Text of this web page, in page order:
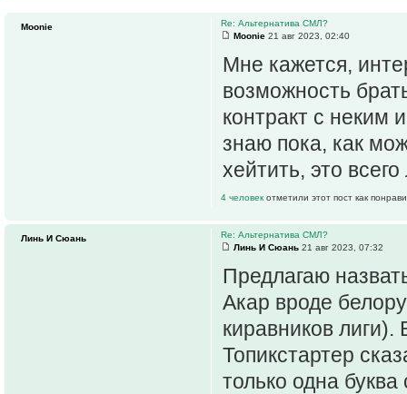
Re: Альтернатива СМЛ?
Moonie 21 авг 2023, 02:40
Мне кажется,
возможность
контракт с неким
знаю пока, как
хейтить, это
4 человек отметили этот пост как
Moonie
Re: Альтернатива СМЛ?
Линь И Сюань 21 авг 2023, 07:32
Предлагаю
Акар вроде
киравников
Топикстартер
только одна
Линь И Сюань